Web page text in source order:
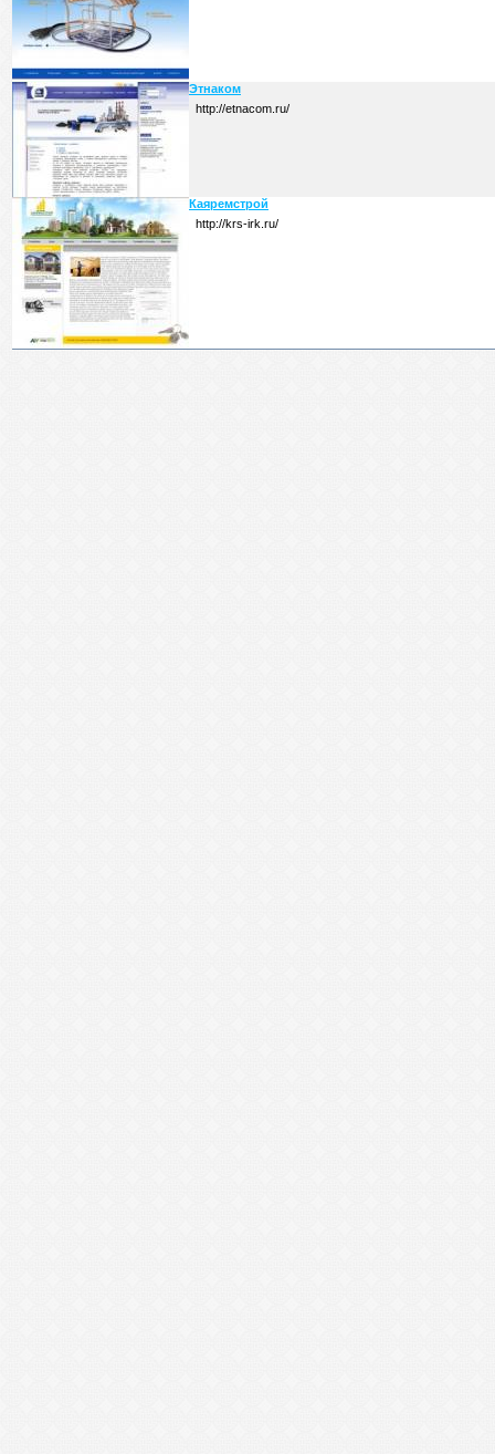
Этнаком
http://etnacom.ru/
Каяремстрой
http://krs-irk.ru/